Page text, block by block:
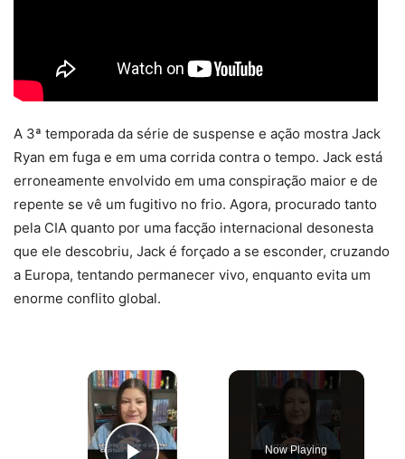
A 3ª temporada da série de suspense e ação mostra Jack
Ryan em fuga e em uma corrida contra o tempo. Jack está
erroneamente envolvido em uma conspiração maior e de
repente se vê um fugitivo no frio. Agora, procurado tanto
pela CIA quanto por uma facção internacional desonesta
que ele descobriu, Jack é forçado a se esconder, cruzando
a Europa, tentando permanecer vivo, enquanto evita um
enorme conflito global.
×
Now Playing